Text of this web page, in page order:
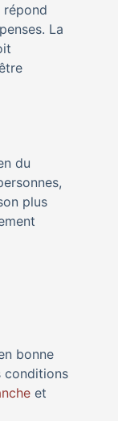
répond
La
du
plus
bonne
conditions
et